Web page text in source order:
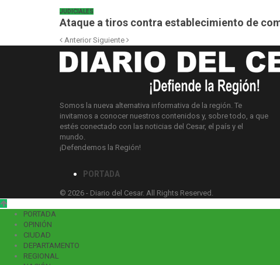
JUDICIALES
Ataque a tiros contra establecimiento de
Anterior Siguiente
Somos la nueva alternativa informativa de la región. Te
invitamos a conocer nuestros contenidos y, sobre todo, a que
estés conectado con las noticias del Cesar, el país y el
mundo.
¡Defendemos la Región!
PORTADA
© 2026 - Diario del Cesar. All Rights Reserved.
PORTADA
OPINIÓN
CIUDAD
DEPARTAMENTO
REGIONAL